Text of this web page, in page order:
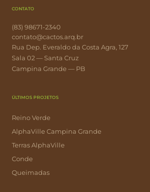
CONTATO
(83) 98671-2340
contato@cactos.arq.br
Rua Dep. Everaldo da Costa Agra, 127
Sala 02 — Santa Cruz
Campina Grande — PB
ÚLTIMOS PROJETOS
Reino Verde
AlphaVille Campina Grande
Terras AlphaVille
Conde
Queimadas